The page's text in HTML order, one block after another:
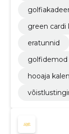
green cardi
eratunnid
golfidemod
hooaja